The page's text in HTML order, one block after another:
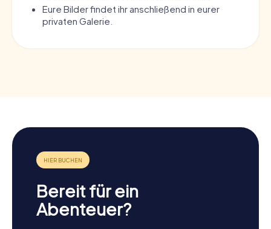
Eure Bilder findet ihr anschließend in eurer
privaten Galerie.
Bereit für ein
Abenteuer?